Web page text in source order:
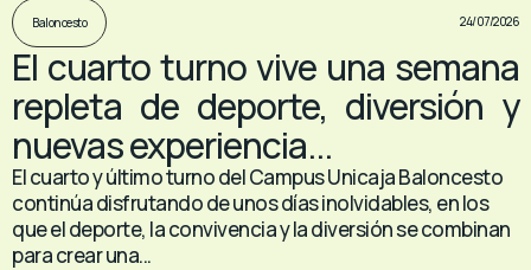
Baloncesto 24/07/2026
El cuarto turno vive una semana
repleta de deporte, diversión y
nuevas experiencia...
El cuarto y último turno del Campus Unicaja Baloncesto
continúa disfrutando de unos días inolvidables, en los
que el deporte, la convivencia y la diversión se combinan
para crear una...